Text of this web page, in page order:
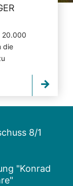
20.000
die
8/1
"Konrad